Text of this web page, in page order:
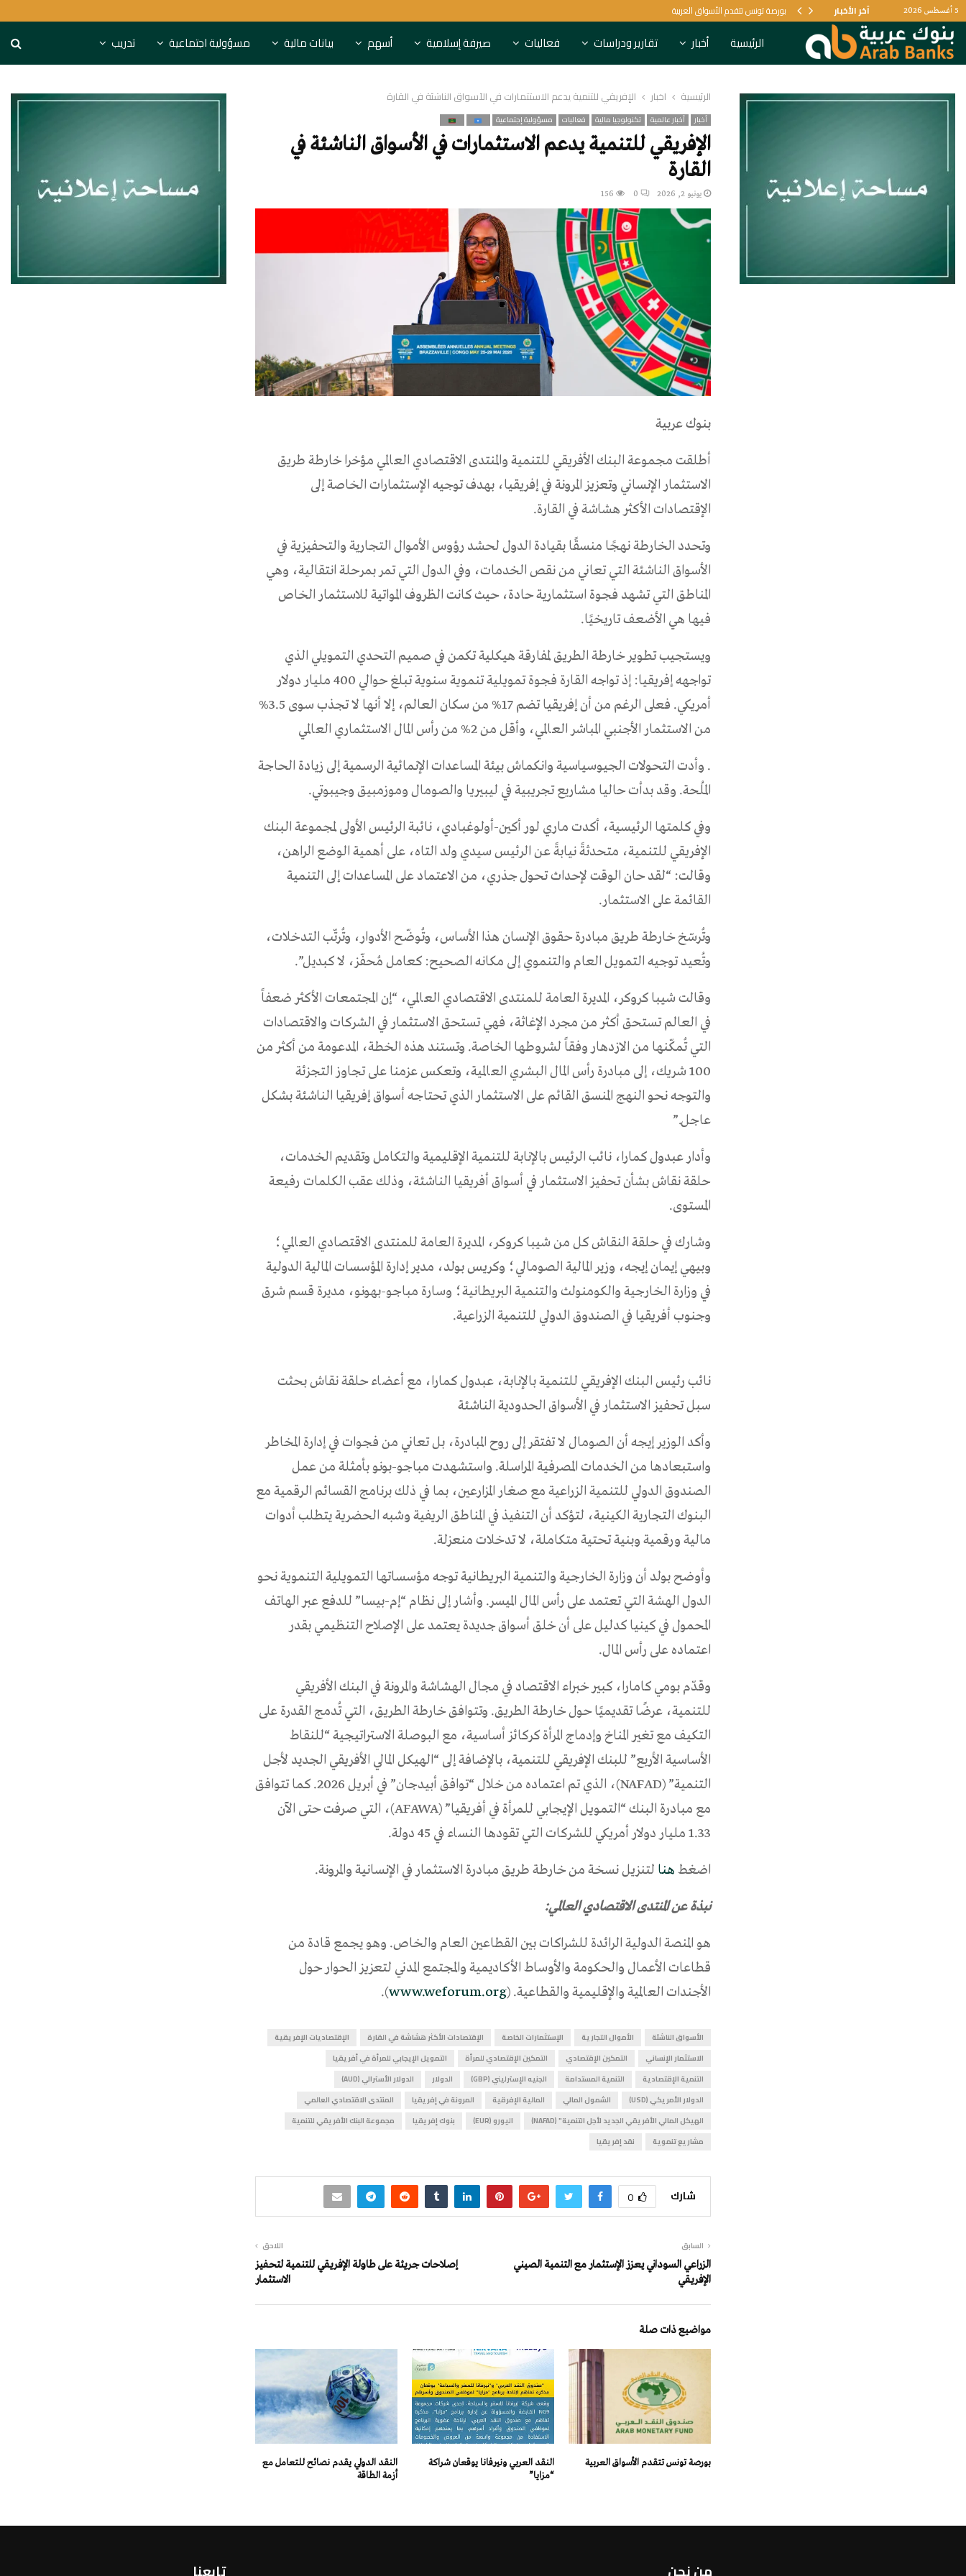
5 أغسطس 2026 آخر الأخبار بورصة تونس تتقدم الأسواق العربية
الرئيسية أخبار تقارير ودراسات فعاليات صيرفة إسلامية أسهم بيانات مالية مسؤولية اجتماعية تدريب
الرئيسية أخبار الإفريقي للتنمية يدعم الاستثمارات في الأسواق الناشئة في القارة
أخبار أخبار عالمية تكنولوجيا مالية فعاليات مسؤولية إجتماعية
الإفريقي للتنمية يدعم الاستثمارات في الأسواق الناشئة في
القارة
يونيو 2, 2026 0
156
بنوك عربية
أطلقت مجموعة البنك الأفريقي للتنمية والمنتدى الاقتصادي العالمي مؤخرا خارطة طريق
الاستثمار الإنساني وتعزيز المرونة في إفريقيا، بهدف توجيه الإستثمارات الخاصة إلى
الإقتصادات الأكثر هشاشة في القارة.
وتحدد الخارطة نهجًا منسقًا بقيادة الدول لحشد رؤوس الأموال التجارية والتحفيزية في
الأسواق الناشئة التي تعاني من نقص الخدمات، وفي الدول التي تمر بمرحلة انتقالية، وهي
المناطق التي تشهد فجوة استثمارية حادة، حيث كانت الظروف المواتية للاستثمار الخاص
فيها هي الأضعف تاريخيًا.
ويستجيب تطوير خارطة الطريق لمفارقة هيكلية تكمن في صميم التحدي التمويلي الذي
تواجهه إفريقيا: إذ تواجه القارة فجوة تمويلية تنموية سنوية تبلغ حوالي 400 مليار دولار
أمريكي. فعلى الرغم من أن إفريقيا تضم ​​17% من سكان العالم، إلا أنها لا تجذب سوى 3.5%
من الاستثمار الأجنبي المباشر العالمي، وأقل من 2% من رأس المال الاستثماري العالمي
. وأدت التحولات الجيوسياسية وانكماش بيئة المساعدات الإنمائية الرسمية إلى زيادة الحاجة
المُلحة. وقد بدأت حاليا مشاريع تجريبية في ليبيريا والصومال وموزمبيق وجيبوتي.
وفي كلمتها الرئيسية، أكدت ماري لور أكين-أولوغبادي، نائبة الرئيس الأولى لمجموعة البنك
الإفريقي للتنمية، متحدثةً نيابةً عن الرئيس سيدي ولد التاه، على أهمية الوضع الراهن،
وقالت: “لقد حان الوقت لإحداث تحول جذري، من الاعتماد على المساعدات إلى التنمية
القائمة على الاستثمار.
وتُرسّخ خارطة طريق مبادرة حقوق الإنسان هذا الأساس، وتُوضّح الأدوار، وتُرتّب التدخلات،
وتُعيد توجيه التمويل العام والتنموي إلى مكانه الصحيح: كعامل مُحفّز، لا كبديل”.
وقالت شيبا كروكر، المديرة العامة للمنتدى الاقتصادي العالمي، “إن المجتمعات الأكثر ضعفاً
في العالم تستحق أكثر من مجرد الإغاثة، فهي تستحق الاستثمار في الشركات والاقتصادات
التي تُمكّنها من الازدهار وفقاً لشروطها الخاصة. وتستند هذه الخطة، المدعومة من أكثر من
100 شريك، إلى مبادرة رأس المال البشري العالمية، وتعكس عزمنا على تجاوز التجزئة
والتوجه نحو النهج المنسق القائم على الاستثمار الذي تحتاجه أسواق إفريقيا الناشئة بشكل
عاجل.”
وأدار عبدول كمارا، نائب الرئيس بالإنابة للتنمية الإقليمية والتكامل وتقديم الخدمات،
حلقة نقاش بشأن تحفيز الاستثمار في أسواق أفريقيا الناشئة، وذلك عقب الكلمات رفيعة
المستوى.
وشارك في حلقة النقاش كل من شيبا كروكر، المديرة العامة للمنتدى الاقتصادي العالمي؛
وبيهي إيمان إيجه، وزير المالية الصومالي؛ وكريس بولد، مدير إدارة المؤسسات المالية الدولية
في وزارة الخارجية والكومنولث والتنمية البريطانية؛ وسارة مباجو-بهونو، مديرة قسم شرق
وجنوب أفريقيا في الصندوق الدولي للتنمية الزراعية.
نائب رئيس البنك الإفريقي للتنمية بالإنابة، عبدول كمارا، مع أعضاء حلقة نقاش بحثت
سبل تحفيز الاستثمار في الأسواق الحدودية الناشئة
وأكد الوزير إيجه أن الصومال لا تفتقر إلى روح المبادرة، بل تعاني من فجوات في إدارة المخاطر
واستبعادها من الخدمات المصرفية المراسلة. واستشهدت مباجو-بونو بأمثلة من عمل
الصندوق الدولي للتنمية الزراعية مع صغار المزارعين، بما في ذلك برنامج القسائم الرقمية مع
البنوك التجارية الكينية، لتؤكد أن التنفيذ في المناطق الريفية وشبه الحضرية يتطلب أدوات
مالية ورقمية وبنية تحتية متكاملة، لا تدخلات منعزلة.
وأوضح بولد أن وزارة الخارجية والتنمية البريطانية توجه مؤسساتها التمويلية التنموية نحو
الدول الهشة التي تعتمد على رأس المال الميسر. وأشار إلى نظام “إم-بيسا” للدفع عبر الهاتف
المحمول في كينيا كدليل على أن خلق أسواق جديدة يعتمد على الإصلاح التنظيمي بقدر
اعتماده على رأس المال.
وقدّم بومي كامارا، كبير خبراء الاقتصاد في مجال الهشاشة والمرونة في البنك الأفريقي
للتنمية، عرضًا تقديميًا حول خارطة الطريق. وتتوافق خارطة الطريق، التي تُدمج القدرة على
التكيف مع تغير المناخ وإدماج المرأة كركائز أساسية، مع البوصلة الاستراتيجية “للنقاط
الأساسية الأربع” للبنك الإفريقي للتنمية، بالإضافة إلى “الهيكل المالي الأفريقي الجديد لأجل
التنمية” (NAFAD)، الذي تم اعتماده من خلال “توافق أبيدجان” في أبريل 2026. كما تتوافق
مع مبادرة البنك “التمويل الإيجابي للمرأة في أفريقيا” (AFAWA)، التي صرفت حتى الآن
1.33 مليار دولار أمريكي للشركات التي تقودها النساء في 45 دولة.
اضغط هنا لتنزيل نسخة من خارطة طريق مبادرة الاستثمار في الإنسانية والمرونة.
نبذة عن المنتدى الاقتصادي العالمي:
هو المنصة الدولية الرائدة للشراكات بين القطاعين العام والخاص. وهو يجمع قادة من
قطاعات الأعمال والحكومة والأوساط الأكاديمية والمجتمع المدني لتعزيز الحوار حول
الأجندات العالمية والإقليمية والقطاعية. (www.weforum.org
).
الأسواق الناشئة الأموال التجارية الإستثمارات الخاصة الإقتصادات الأكثر هشاشة في القارة
الإقتصاديات الإفريقية
الاستثمار الإنساني
التمكين الإقتصادي التمكين الإقتصادي للمرأة
التمويل الإيجابي للمرأة في أفريقيا
التنمية الإقتصادية
التنمية المستدامة الجنيه الإسترليني (GBP) الدولار
الدولار الأسترالي (AUD)
الدولار الأمريكي (USD)
الشمول المالي المالية الإفرقية المرونة في إفريقيا
المنتدى الاقتصادي العالمي
الهيكل المالي الأفريقي الجديد لأجل التنمية" (NAFAD)
اليورو (EUR) بنوك إفريقيا
مجموعة البنك الأفريقي للتنمية
مشاريع تنموية
نقد إفريقيا
شارك 0
السابق
الزراعي السوداني يعزز الإستثمار مع التنمية الصيني
الإفريقي
اللاحق
إصلاحات جريئة على طاولة الإفريقي للتنمية لتحفيز
الاستثمار
مواضيع ذات صلة
بورصة تونس تتقدم الأسواق العربية
النقد العربي ونيرفانا يوقعان شراكة
“مزايا”
النقد الدولي يقدم نصائح للتعامل مع
أزمة الطاقة